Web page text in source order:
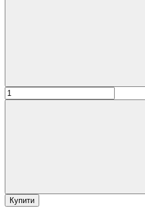
Купити